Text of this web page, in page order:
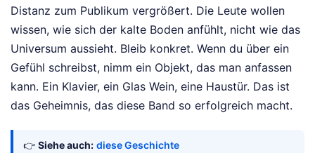
Distanz zum Publikum vergrößert. Die Leute wollen
wissen, wie sich der kalte Boden anfühlt, nicht wie das
Universum aussieht. Bleib konkret. Wenn du über ein
Gefühl schreibst, nimm ein Objekt, das man anfassen
kann. Ein Klavier, ein Glas Wein, eine Haustür. Das ist
das Geheimnis, das diese Band so erfolgreich macht.
👉 Siehe auch: diese Geschichte